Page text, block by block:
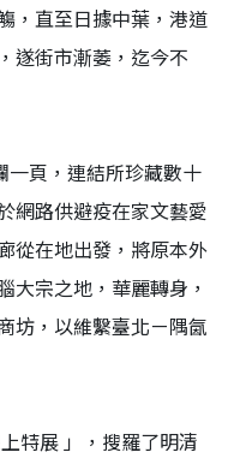
，直至日據中葉，港道
遂街市漸萎，迄今不
一頁，連結所珍藏數十
網路供避疫在家文藝愛
從在地出發，將原本外
大宗之地，華麗轉身，
坊，以維繫臺北ㄧ隅氤
特展 」，搜羅了明清